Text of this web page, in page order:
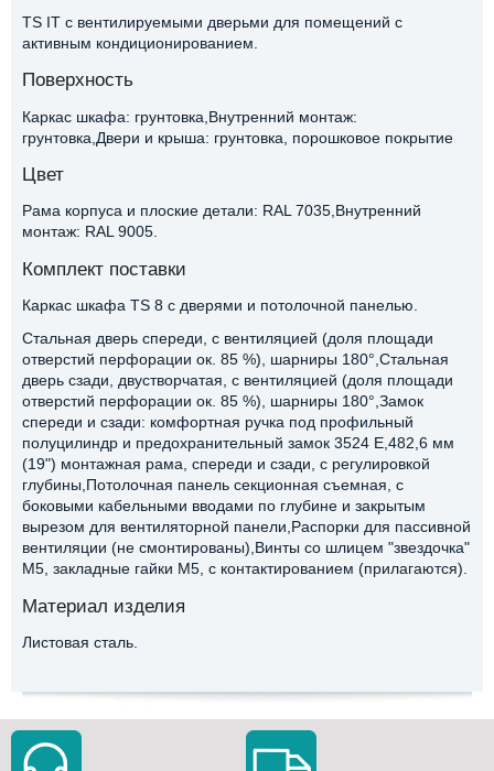
TS IT с вентилируемыми дверьми для помещений с
активным кондиционированием.
Поверхность
Каркас шкафа: грунтовка,Внутренний монтаж:
грунтовка,Двери и крыша: грунтовка, порошковое покрытие
Цвет
Рама корпуса и плоские детали: RAL 7035,Внутренний
монтаж: RAL 9005.
Комплект поставки
Каркас шкафа TS 8 с дверями и потолочной панелью.
Стальная дверь спереди, с вентиляцией (доля площади
отверстий перфорации ок. 85 %), шарниры 180°,Стальная
дверь сзади, двустворчатая, с вентиляцией (доля площади
отверстий перфорации ок. 85 %), шарниры 180°,Замок
спереди и сзади: комфортная ручка под профильный
полуцилиндр и предохранительный замок 3524 E,482,6 мм
(19") монтажная рама, спереди и сзади, с регулировкой
глубины,Потолочная панель секционная съемная, с
боковыми кабельными вводами по глубине и закрытым
вырезом для вентиляторной панели,Распорки для пассивной
вентиляции (не смонтированы),Винты со шлицем "звездочка"
М5, закладные гайки M5, с контактированием (прилагаются).
Материал изделия
Листовая сталь.